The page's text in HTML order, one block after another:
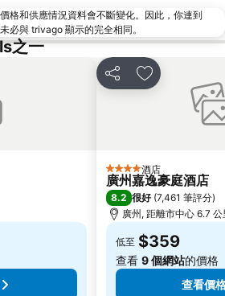
Sun-Yat-Sen Memorial Hall
格和供應情況資料會不斷變化。因此，你連到
必與 trivago 顯示的完全相同。
之一
分享 放到收藏夾
4 星級 酒店
廣州嘉逸豪庭酒店
8.2 很好 (7,461 筆評分)
廣州, 距離市中心 6.7 公
低至 $359
查看 9 個網站的價格
查看價